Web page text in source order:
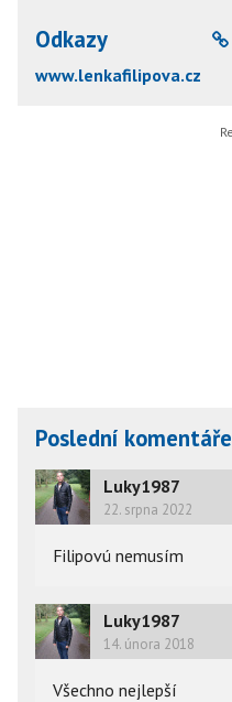
Odkazy
www.lenkafilipova.cz
Poslední komentáře
Luky1987
22. srpna 2022
Filipovú nemusím
Luky1987
14. února 2018
Všechno nejlepší